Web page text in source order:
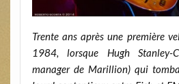
Trente ans après une première
1984, lorsque Hugh
manager de Marillion) qui